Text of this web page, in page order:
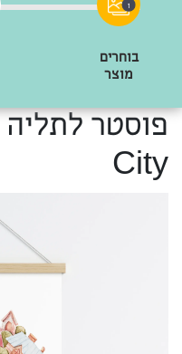
1
בוחרים
מוצר
City